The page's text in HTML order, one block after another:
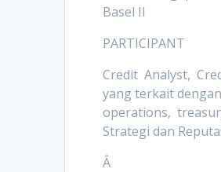
Basel II
PARTICIPANT
Credit Analyst,
yang terkait
operations,
Strategi dan
Â